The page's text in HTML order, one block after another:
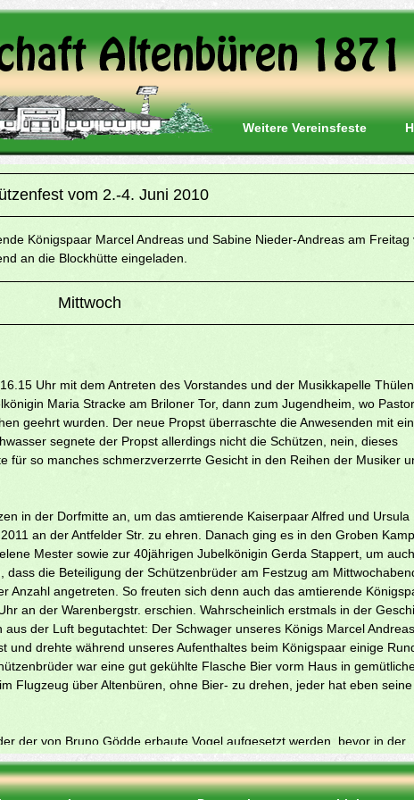
Weitere Vereinsfeste
vom 2.-4. Juni 2010
Königspaar Marcel Andreas und Sabine Nieder-Andreas am Freitag
an die Blockhütte eingeladen.
Mittwoch
Uhr mit dem Antreten des Vorstandes und der Musikkapelle
Maria Stracke am Briloner Tor, dann zum Jugendheim, wo Pastor
geehrt wurden. Der neue Propst überraschte die Anwesenden mit
segnete der Propst allerdings nicht die Schützen, nein, dieses
für so manches schmerzverzerrte Gesicht in den Reihen der Musiker
in der Dorfmitte an, um das amtierende Kaiserpaar Alfred und Ursula
an der Antfelder Str. zu ehren. Danach ging es in den Groben
Mester sowie zur 40jährigen Jubelkönigin Gerda Stappert, um
die Beteiligung der Schützenbrüder am Festzug am
Anzahl angetreten. So freuten sich denn auch das amtierende
an der Warenbergstr. erschien. Wahrscheinlich erstmals in der
der Luft begutachtet: Der Schwager unseres Königs Marcel
und drehte während unseres Aufenthaltes beim Königspaar einige
war eine gut gekühlte Flasche Bier vorm Haus in
Flugzeug über Altenbüren, ohne Bier- zu drehen, jeder hat eben seine
der von Bruno Gödde erbaute Vogel aufgesetzt werden, bevor in der
gespielt wurden. Der anschliessende Einmarsch von
Attraktion: Alle Hofdamen marschierten mit Gewehr sowie grünen